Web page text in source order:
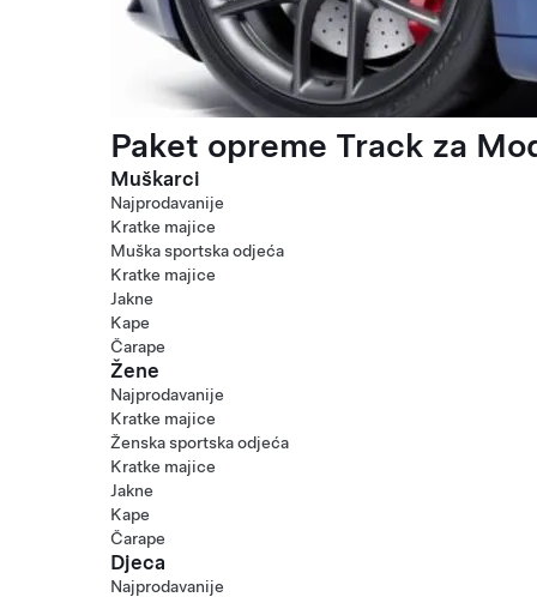
Paket opreme Track za
Muškarci
Najprodavanije
Kratke majice
Muška sportska odjeća
Kratke majice
Jakne
Kape
Čarape
Žene
Najprodavanije
Kratke majice
Ženska sportska odjeća
Kratke majice
Jakne
Kape
Čarape
Djeca
Najprodavanije